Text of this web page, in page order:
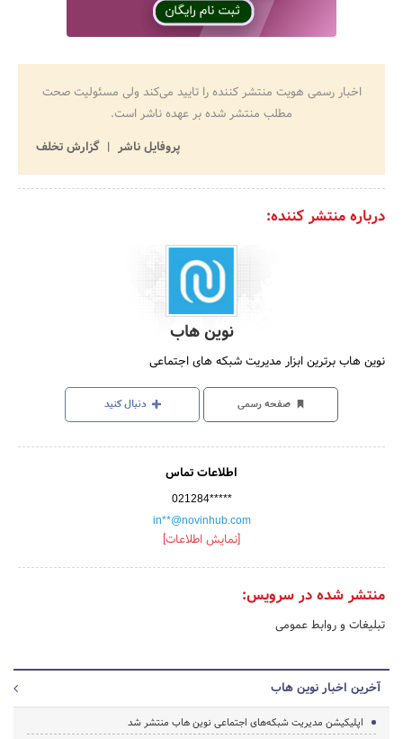
اخبار رسمی هویت منتشر کننده را تایید می‌کند ولی مسئولیت صحت
مطلب منتشر شده بر عهده ناشر است.
پروفایل ناشر
گزارش تخلف
درباره منتشر کننده:
نوین هاب
نوین هاب برترین ابزار مدیریت شبکه های اجتماعی
صفحه رسمی دنبال کنید
اطلاعات تماس
021284*****
in**@novinhub.com
[نمایش اطلاعات]
منتشر شده در سرویس:
تبلیغات و روابط عمومی
آخرین اخبار نوین هاب
اپلیکیشن مدیریت شبکه‌های اجتماعی نوین هاب منتشر شد